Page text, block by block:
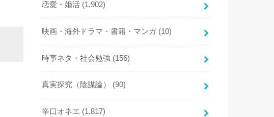
恋愛・婚活 (1,902)
映画・海外ドラマ・書籍・マンガ (10)
時事ネタ・社会勉強 (156)
真実探究（陰謀論） (90)
辛口オネエ (1,817)